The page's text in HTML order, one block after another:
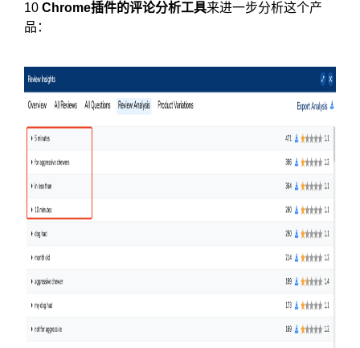
10 Chrome插件的评论分析工具来进一步分析这个产
品：